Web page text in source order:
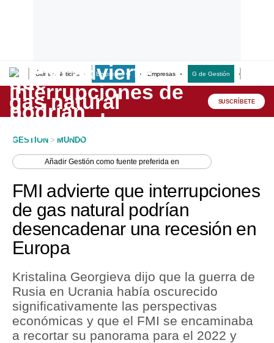
Últimas Noticias Empresas G Empresas G de Gestión
Lo último
Peru Quiosco
Economía
Mercados
Perú
Política
Tu Dinero
Finanzas Personales
SUSCRÍBETE
GESTION > MUNDO
AñadirGestión como fuente preferida en
FMI advierte que interrupciones
de gas natural podrían
desencadenar una recesión en
Europa
Kristalina Georgieva dijo que la guerra de
Rusia en Ucrania había oscurecido
significativamente las perspectivas
económicas y que el FMI se encaminaba
a recortar su panorama para el 2022 y